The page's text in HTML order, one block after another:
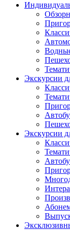
Экскурсии
Экскурсии